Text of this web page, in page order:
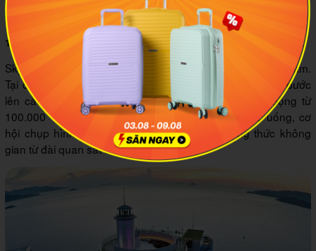
đi ăn. Ảnh: CreateTravel.tv
19:00 - 00:00 Chiêm ngưỡng thành phố về đêm từ Skylight
Skylight là bar tầng thượng hướng biển đầu tiên tại Việt Nam.
Tại đây, bạn có thể trải nghiệm cảm giác mạnh mẽ khi bước
lên cầu thuỷ tinh Skywalk. Giá vé vào Skylight dao động từ
100.000 - 150.000 VND, đã bao gồm 1 phần nước uống, cơ
hội chụp hình tại ban công cầu kính và thưởng thức không
gian từ đài quan sát 360 độ.